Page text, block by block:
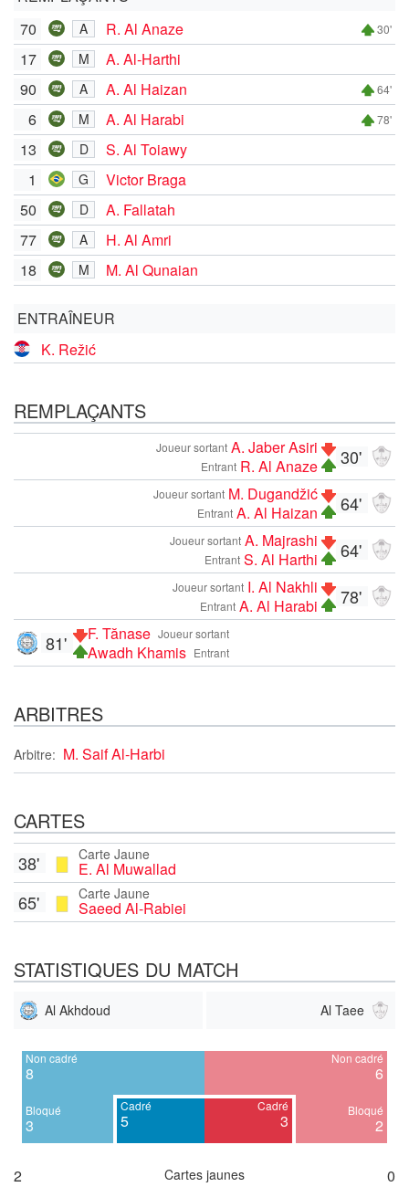
70
A R. Al Anaze 30'
17 M
A. Al-Harthi
90
A A. Al Haizan 64'
6 M A. Al Harabi 78'
13 D
S. Al Toiawy
1
G
Victor Braga
50
D
A. Fallatah
77
A
H. Al Amri
18
M M. Al Qunaian
ENTRAÎNEUR
K. Režić
REMPLAÇANTS
30'
Joueur sortant A. Jaber Asiri
Entrant R. Al Anaze
64'
Joueur sortant M. Dugandžić
Entrant A. Al Haizan
64'
Joueur sortant A. Majrashi
Entrant S. Al Harthi
78'
Joueur sortant I. Al Nakhli
Entrant A. Al Harabi
Joueur sortant
F. Tănase
Entrant
Awadh Khamis
81'
ARBITRES
Arbitre: M. Saif Al-Harbi
CARTES
Carte Jaune
E. Al Muwallad
38'
Carte Jaune
Saeed Al-Rabiei
65'
STATISTIQUES DU MATCH
Al Akhdoud Al Taee
Non cadré
8
Bloqué
3
Cadré
5
Cadré
3
Non cadré
6
Bloqué
2
2 Cartes jaunes 0